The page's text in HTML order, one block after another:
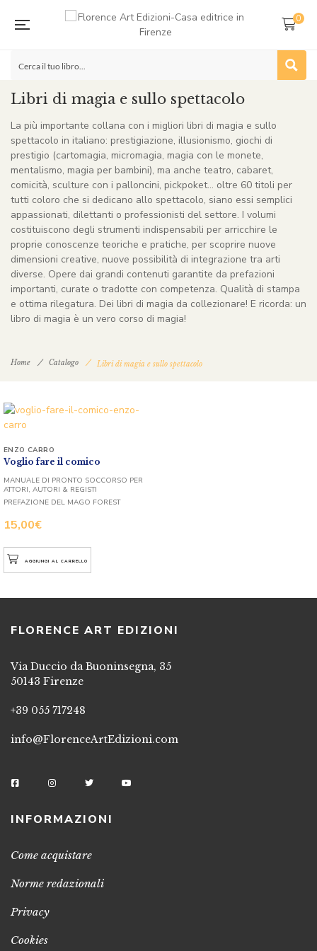
0
Libri di magia e sullo spettacolo
La più importante collana con i migliori libri di magia e sullo
spettacolo in italiano: prestigiazione, illusionismo, giochi di
prestigio (cartomagia, micromagia, magia con le monete,
mentalismo, magia per bambini), ma anche teatro, cabaret,
comicità, sculture con i palloncini, pickpoket… oltre 60 titoli per
tutti coloro che si dedicano allo spettacolo, siano essi semplici
appassionati, dilettanti o professionisti del settore. I volumi
costituiscono degli strumenti indispensabili per arricchire le
proprie conoscenze teoriche e pratiche, per scoprire nuove
dimensioni creative, nuove possibilità di integrazione tra arti
diverse. Opere dai grandi contenuti garantite da prefazioni
importanti, curate o tradotte con competenza. Qualità di stampa
e ottima rilegatura. Dei libri di magia da collezionare! E ricorda: un
libro di magia è un vero corso di magia!
Home Catalogo Libri di magia e sullo spettacolo
Voglio fare il comico
15,00€
ENZO CARRO
MANUALE DI PRONTO SOCCORSO PER
ATTORI, AUTORI & REGISTI
PREFAZIONE DEL MAGO FOREST
AGGIUNGI AL CARRELLO
FLORENCE ART EDIZIONI
Via Duccio da Buoninsegna, 35
50143 Firenze
+39 055 717248
info@FlorenceArtEdizioni.com
INFORMAZIONI
Come acquistare
Norme redazionali
Privacy
Cookies